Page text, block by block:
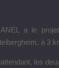
a le
à 3
les